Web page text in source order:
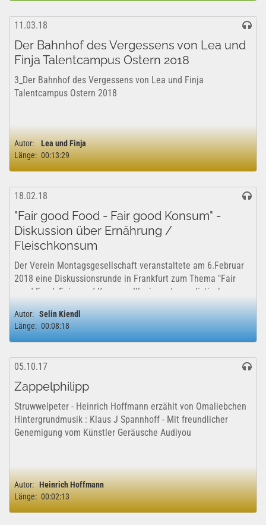
11.03.18
Der Bahnhof des Vergessens von Lea und
Finja Talentcampus Ostern 2018
3_Der Bahnhof des Vergessens von Lea und Finja
Talentcampus Ostern 2018
Autor: Lea und Finja
Länge: 00:13:29
18.02.18
"Fair good Food - Fair good Konsum" -
Diskussion über Ernährung /
Fleischkonsum
Der Verein Montagsgesellschaft veranstaltete am 6.Februar
2018 eine Diskussionsrunde in Frankfurt zum Thema "Fair
good Food, Fair good Konsum- Illusion oder realistisches
Szenario? Zum Spannungsfeld zwischen gewinnoptimierter
Lebensmittelindustrie, Tier-...
Autor: Selin Kiendl
Länge: 00:08:18
05.10.17
Zappelphilipp
Struwwelpeter - Heinrich Hoffmann erzählt von Omaliebchen
Hintergrundmusik : Klaus J Spannhoff - Mit freundlicher
Genemigung vom Künstler Geräusche Audiyou
Autor: Heinrich Hoffmann
Länge: 00:02:13